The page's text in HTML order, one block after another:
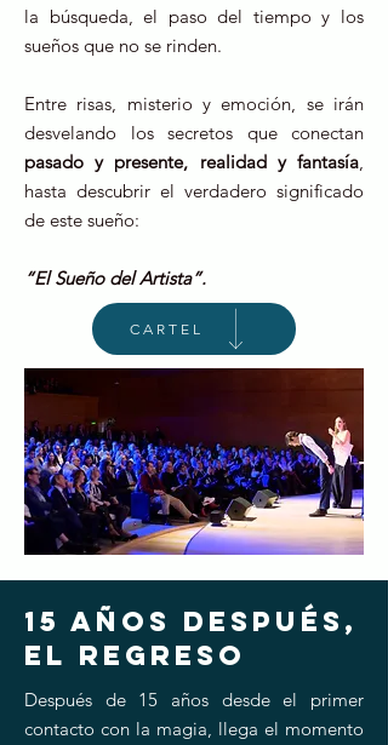
la búsqueda, el paso del tiempo y los
sueños que no se rinden.
Entre risas, misterio y emoción, se irán
desvelando los secretos que conectan
pasado y presente, realidad y fantasía,
hasta descubrir el verdadero significado
de este sueño:
“El Sueño del Artista”.
CARTEL
15 AÑOS DESPUÉS,
EL REGRESO
Después de 15 años desde el primer
contacto con la magia, llega el momento